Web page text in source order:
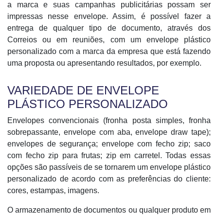
a marca e suas campanhas publicitárias possam ser
impressas nesse envelope. Assim, é possível fazer a
entrega de qualquer tipo de documento, através dos
Correios ou em reuniões, com um envelope plástico
personalizado com a marca da empresa que está fazendo
uma proposta ou apresentando resultados, por exemplo.
VARIEDADE DE ENVELOPE
PLÁSTICO PERSONALIZADO
Envelopes convencionais (fronha posta simples, fronha
sobrepassante, envelope com aba, envelope draw tape);
envelopes de segurança; envelope com fecho zip; saco
com fecho zip para frutas; zip em carretel. Todas essas
opções são passíveis de se tornarem um envelope plástico
personalizado de acordo com as preferências do cliente:
cores, estampas, imagens.
O armazenamento de documentos ou qualquer produto em